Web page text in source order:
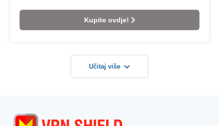
Kupite ovdje!
Učitaj više